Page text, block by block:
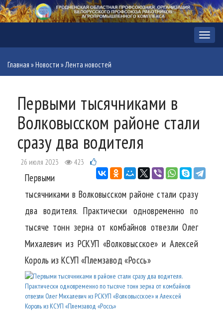
Меню
Главная »Новости »Лента новостей
Первыми тысячниками в
Волковысском районе стали
сразу два водителя
26 июля 2023 423
Первыми
тысячниками в Волковысском районе стали сразу
два водителя. Практически одновременно по
тысяче тонн зерна от комбайнов отвезли Олег
Михалевич из РСКУП «Волковысское» и Алексей
Король из КСУП «Племзавод «Россь»